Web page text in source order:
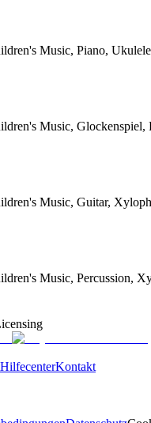
Music, Piano,
Music,
Music, Guitar,
Music, Percussion,
HilfecenterKontakt